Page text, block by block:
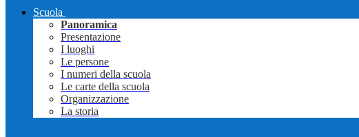
Scuola
Panoramica
Presentazione
I luoghi
Le persone
I numeri della scuola
Le carte della scuola
Organizzazione
La storia